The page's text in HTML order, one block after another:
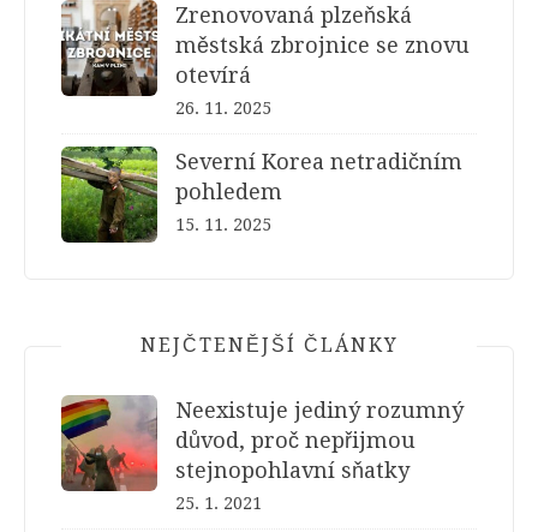
Zrenovovaná plzeňská
městská zbrojnice se znovu
otevírá
26. 11. 2025
Severní Korea netradičním
pohledem
15. 11. 2025
NEJČTENĚJŠÍ ČLÁNKY
Neexistuje jediný rozumný
důvod, proč nepřijmou
stejnopohlavní sňatky
25. 1. 2021